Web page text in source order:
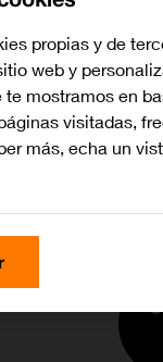
la
propias y de
web y
te mostramos en
visitadas,
más, echa un